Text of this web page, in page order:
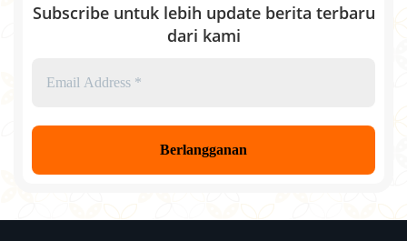
Subscribe untuk lebih update berita terbaru
dari kami
Address